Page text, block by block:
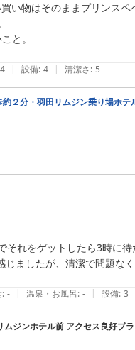
物はそのままプリンスペ
と。
4 | 設備: 4 | 清潔さ: 5
２分・羽田リムジン乗り場ホテ
れをゲットしたら3時に待
ましたが、清潔で問題なく
: - | 温泉・お風呂: - | 設備: 3
ムジンホテル前 アクセス良好プ